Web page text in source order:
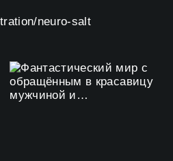
neuro-salt